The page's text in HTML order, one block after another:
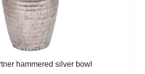
hammered silver bowl